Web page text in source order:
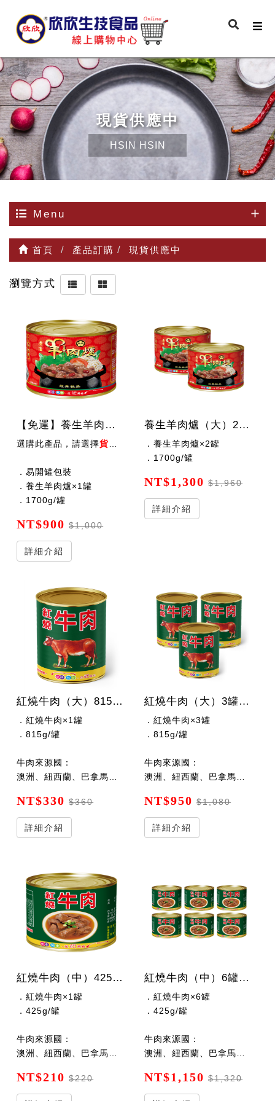
現貨供應中
HSIN HSIN
Menu
首頁 產品訂購 現貨供應中
瀏覽方式
【免運】養生羊肉爐（大）1700公克/罐
選購此產品，請選擇貨到付款 付款方式，會手動扣除運費後出
．易開罐包裝
．養生羊肉爐×1罐
．1700g/罐
NT$900 $1,000
詳細介紹
養生羊肉爐（大）2罐x1700公克/罐
．養生羊肉爐×2罐
．1700g/罐
NT$1,300 $1,960
詳細介紹
紅燒牛肉（大）815公克/罐
．紅燒牛肉×1罐
．815g/罐
牛肉來源國：
澳洲、紐西蘭、巴拿馬、巴拉圭
NT$330 $360
詳細介紹
紅燒牛肉（大）3罐x815公克/罐
．紅燒牛肉×3罐
．815g/罐
牛肉來源國：
澳洲、紐西蘭、巴拿馬、巴拉圭
NT$950 $1,080
詳細介紹
紅燒牛肉（中）425公克/罐
．紅燒牛肉×1罐
．425g/罐
牛肉來源國：
澳洲、紐西蘭、巴拿馬、巴拉圭
NT$210 $220
紅燒牛肉（中）6罐x425公克/罐
．紅燒牛肉×6罐
．425g/罐
牛肉來源國：
澳洲、紐西蘭、巴拿馬、巴拉圭
NT$1,150 $1,320